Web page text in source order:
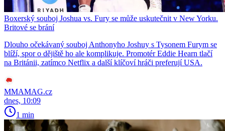
Boxerský souboj Joshua vs. Fury se může uskutečnit v New Yorku.
Britové se brání
Dlouho očekávaný souboj Anthonyho Joshuy s Tysonem Furym se
blíží, spor o dějiště ho ale komplikuje. Promotér Eddie Hearn tlačí
na Británii, zatímco Netflix a další klíčoví hráči preferují USA.
MMAMAG.cz
dnes, 10:09
1 min